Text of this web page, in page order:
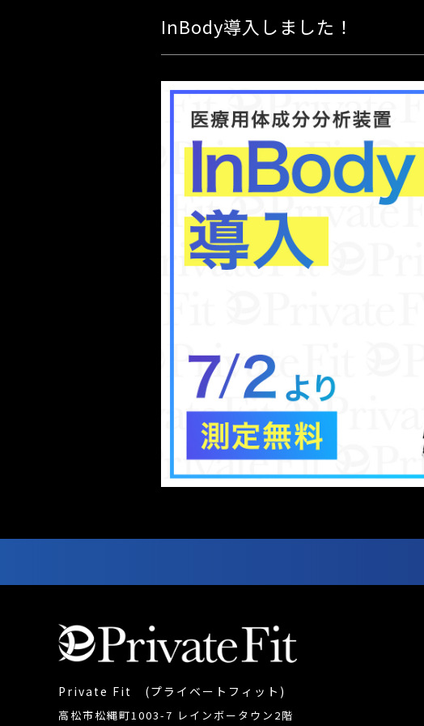
InBody導入しました！
Private Fit (プライベートフィット)
高松市松縄町1003-7 レインボータウン2階